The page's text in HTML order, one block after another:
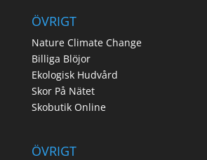
ÖVRIGT
Nature Climate Change
Billiga Blöjor
Ekologisk Hudvård
Skor På Nätet
Skobutik Online
ÖVRIGT